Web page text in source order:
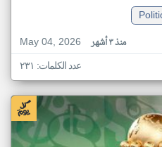
May 04, 2026
منذ ٣ أشهر
عدد الكلمات: ٢٣١